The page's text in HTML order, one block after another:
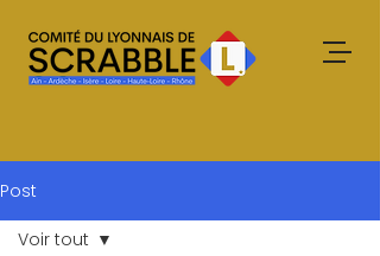
Post
Voir tout